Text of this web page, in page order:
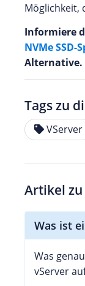
Möglichkeit,
Informiere
NVMe SSD-
Alternative.
Tags zu
VServer
Artikel zu
Was ist
Was
vServer